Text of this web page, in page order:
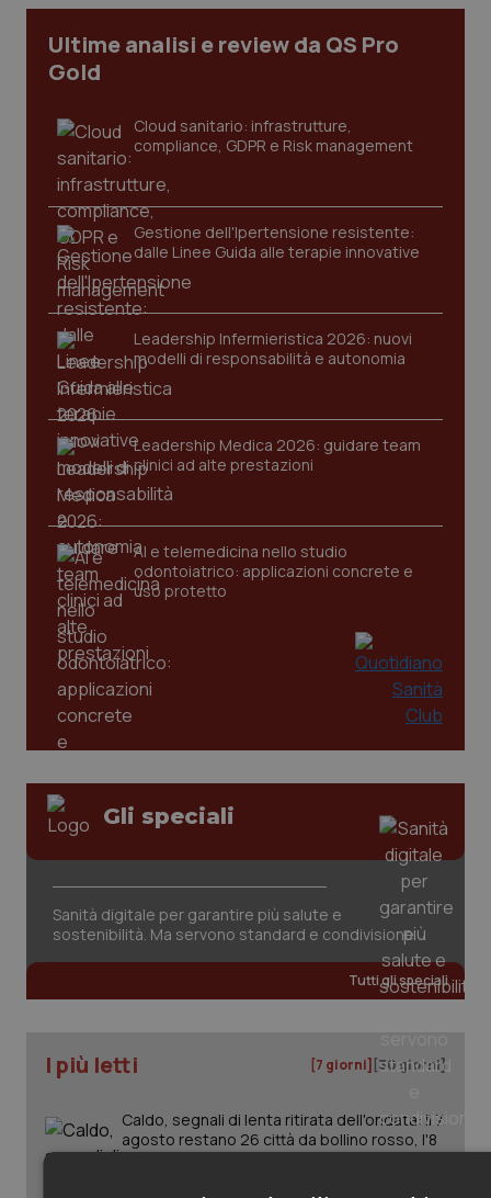
Ultime analisi e review da QS Pro
Gold
Cloud sanitario: infrastrutture,
compliance, GDPR e Risk management
Gestione dell'Ipertensione resistente:
dalle Linee Guida alle terapie innovative
Leadership Infermieristica 2026: nuovi
modelli di responsabilità e autonomia
Leadership Medica 2026: guidare team
clinici ad alte prestazioni
AI e telemedicina nello studio
odontoiatrico: applicazioni concrete e
uso protetto
Gli speciali
Sanità digitale per garantire più salute e
sostenibilità. Ma servono standard e condivisione
Tutti gli speciali
I più letti [7 giorni] [30 giorni]
Caldo, segnali di lenta ritirata dell'ondata: il 7
agosto restano 26 città da bollino rosso, l'8
scendono a 19